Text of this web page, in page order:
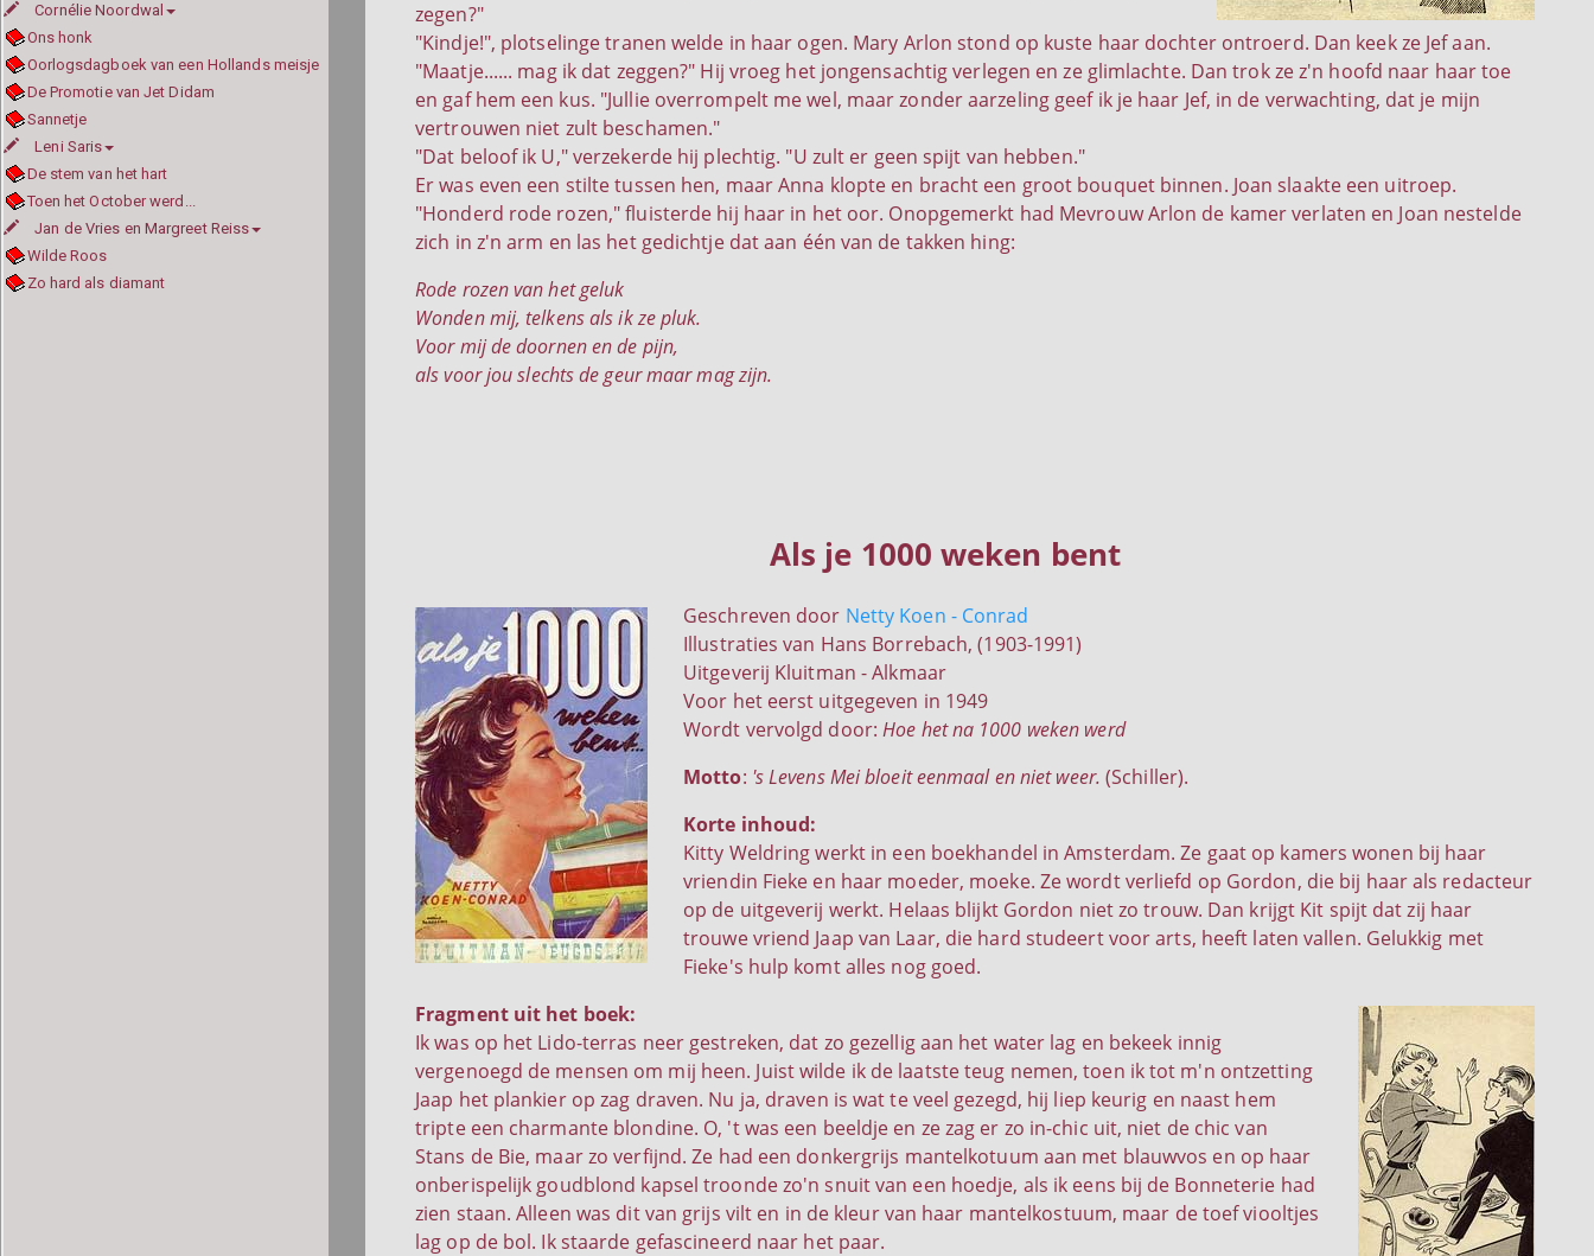
Cornélie Noordwal
Ons honk
Oorlogsdagboek van een Hollands meisje
De Promotie van Jet Didam
Sannetje
Leni Saris
De stem van het hart
Toen het October werd...
Jan de Vries en Margreet Reiss
Wilde Roos
Zo hard als diamant
zegen?"
"Kindje!", plotselinge tranen welde in haar ogen. Mary Arlon stond op kuste haar dochter ontroerd. Dan keek ze Jef aan.
"Maatje...... mag ik dat zeggen?" Hij vroeg het jongensachtig verlegen en ze glimlachte. Dan trok ze z'n hoofd naar haar toe
en gaf hem een kus. "Jullie overrompelt me wel, maar zonder aarzeling geef ik je haar Jef, in de verwachting, dat je mijn
vertrouwen niet zult beschamen."
"Dat beloof ik U," verzekerde hij plechtig. "U zult er geen spijt van hebben."
Er was even een stilte tussen hen, maar Anna klopte en bracht een groot bouquet binnen. Joan slaakte een uitroep.
"Honderd rode rozen," fluisterde hij haar in het oor. Onopgemerkt had Mevrouw Arlon de kamer verlaten en Joan nestelde
zich in z'n arm en las het gedichtje dat aan één van de takken hing:
Rode rozen van het geluk
Wonden mij, telkens als ik ze pluk.
Voor mij de doornen en de pijn,
als voor jou slechts de geur maar mag zijn.
Als je 1000 weken bent
Geschreven door Netty Koen - Conrad
Illustraties van Hans Borrebach, (1903-1991)
Uitgeverij Kluitman - Alkmaar
Voor het eerst uitgegeven in 1949
Wordt vervolgd door: Hoe het na 1000 weken werd
Motto: 's Levens Mei bloeit eenmaal en niet weer. (Schiller).
Korte inhoud:
Kitty Weldring werkt in een boekhandel in Amsterdam. Ze gaat op kamers wonen bij haar
vriendin Fieke en haar moeder, moeke. Ze wordt verliefd op Gordon, die bij haar als redacteur
op de uitgeverij werkt. Helaas blijkt Gordon niet zo trouw. Dan krijgt Kit spijt dat zij haar
trouwe vriend Jaap van Laar, die hard studeert voor arts, heeft laten vallen. Gelukkig met
Fieke's hulp komt alles nog goed.
Fragment uit het boek:
Ik was op het Lido-terras neer gestreken, dat zo gezellig aan het water lag en bekeek innig
vergenoegd de mensen om mij heen. Juist wilde ik de laatste teug nemen, toen ik tot m'n ontzetting
Jaap het plankier op zag draven. Nu ja, draven is wat te veel gezegd, hij liep keurig en naast hem
tripte een charmante blondine. O, 't was een beeldje en ze zag er zo in-chic uit, niet de chic van
Stans de Bie, maar zo verfijnd. Ze had een donkergrijs mantelkotuum aan met blauwvos en op haar
onberispelijk goudblond kapsel troonde zo'n snuit van een hoedje, als ik eens bij de Bonneterie had
zien staan. Alleen was dit van grijs vilt en in de kleur van haar mantelkostuum, maar de toef viooltjes
lag op de bol. Ik staarde gefascineerd naar het paar.